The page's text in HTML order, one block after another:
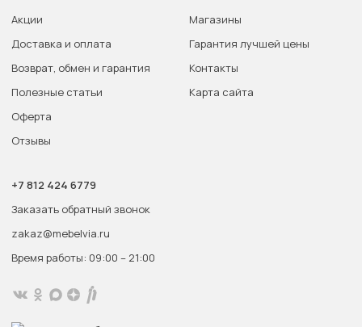
Акции
Доставка и оплата
Возврат, обмен и гарантия
Полезные статьи
Оферта
Отзывы
Магазины
Гарантия лучшей цены
Контакты
Карта сайта
+7 812 424 6779
Заказать обратный звонок
zakaz@mebelvia.ru
Время работы: 09:00 – 21:00